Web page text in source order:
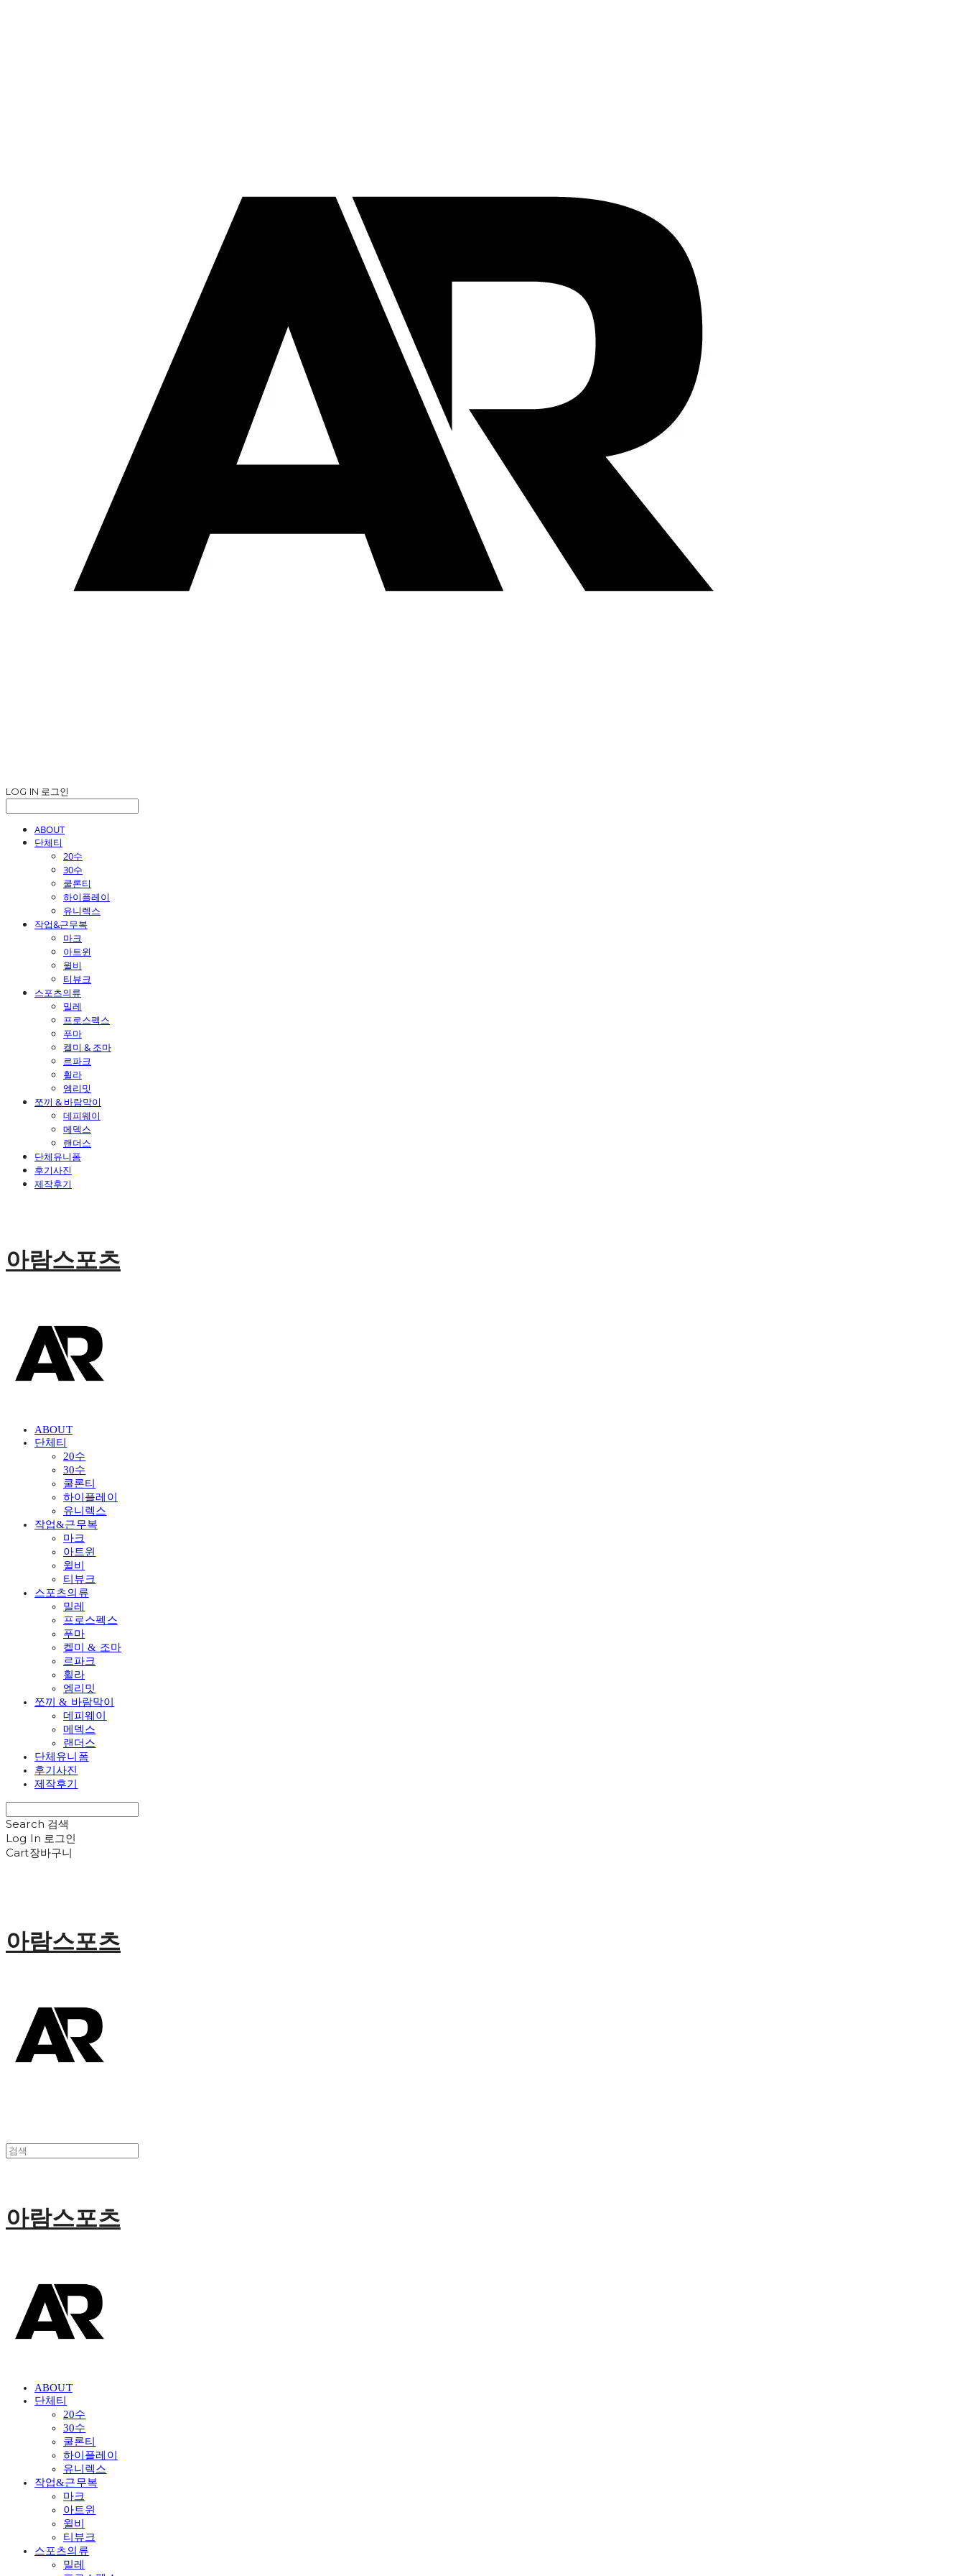
LOG IN 로그인
ABOUT
단체티
20수
30수
쿨론티
하이플레이
유니렉스
작업&근무복
마크
아트윈
윌비
티뷰크
스포츠의류
밀레
프로스펙스
푸마
켈미 & 조마
르파크
휠라
엠리밋
쪼끼 & 바람막이
데피웨이
메덱스
랜더스
단체유니폼
후기사진
제작후기
아람스포츠
ABOUT
단체티
20수
30수
쿨론티
하이플레이
유니렉스
작업&근무복
마크
아트윈
윌비
티뷰크
스포츠의류
밀레
프로스펙스
푸마
켈미 & 조마
르파크
휠라
엠리밋
쪼끼 & 바람막이
데피웨이
메덱스
랜더스
단체유니폼
후기사진
제작후기
Search 검색
Log In 로그인
Cart장바구니
아람스포츠
아람스포츠
ABOUT
단체티
20수
30수
쿨론티
하이플레이
유니렉스
작업&근무복
마크
아트윈
윌비
티뷰크
스포츠의류
밀레